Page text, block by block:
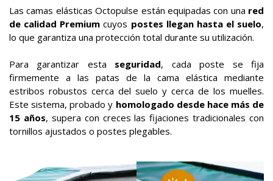
Las camas elásticas Octopulse están equipadas con una red
de calidad Premium cuyos postes llegan hasta el suelo,
lo que garantiza una protección total durante su utilización.
Para garantizar esta seguridad, cada poste se fija
firmemente a las patas de la cama elástica mediante
estribos robustos cerca del suelo y cerca de los muelles.
Este sistema, probado y homologado desde hace más de
15 años, supera con creces las fijaciones tradicionales con
tornillos ajustados o postes plegables.